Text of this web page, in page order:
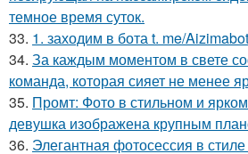
темное время суток.
33. 1. заходим в бота t. me/
34. За каждым моментом в свете
команда, которая сияет не менее
35. Промт: Фото в стильном и
девушка изображена крупным
36. Элегантная фотосессия в